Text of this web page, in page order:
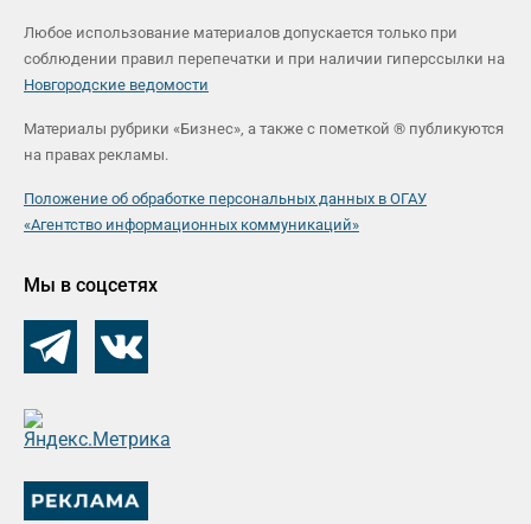
Любое использование материалов допускается только при
соблюдении правил перепечатки и при наличии гиперссылки на
Новгородские ведомости
Материалы рубрики «Бизнес», а также с пометкой ® публикуются
на правах рекламы.
Положение об обработке персональных данных в ОГАУ
«Агентство информационных коммуникаций»
Мы в соцсетях